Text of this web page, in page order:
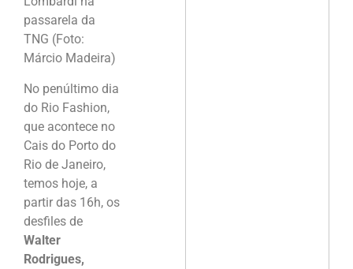
passarela da
TNG (Foto:
Márcio Madeira)
No penúltimo dia
do Rio Fashion,
que acontece no
Cais do Porto do
Rio de Janeiro,
temos hoje, a
partir das 16h, os
desfiles de
Walter
Rodrigues,